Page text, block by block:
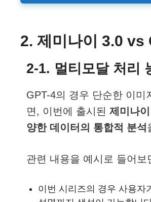
2. 제미나이 3.0 vs
2-1. 멀티모달 처리
GPT-4의 경우 단순한 이
면, 이번에 출시된 제미나
양한 데이터의 통합적 분석
관련 내용을 예시로 들어보
이번 시리즈의 경우 사용자